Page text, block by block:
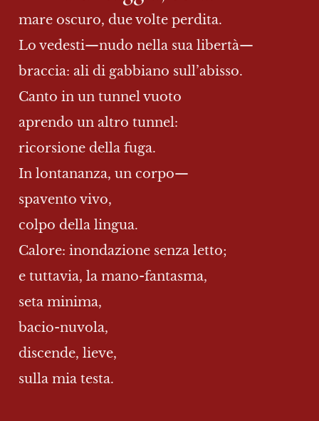
mare oscuro, due volte perdita.
Lo vedesti—nudo nella sua libertà—
braccia: ali di gabbiano sull’abisso.
Canto in un tunnel vuoto
aprendo un altro tunnel:
ricorsione della fuga.
In lontananza, un corpo—
spavento vivo,
colpo della lingua.
Calore: inondazione senza letto;
e tuttavia, la mano-fantasma,
seta minima,
bacio-nuvola,
discende, lieve,
sulla mia testa.